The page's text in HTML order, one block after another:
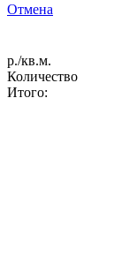
Отмена
р./кв.м.
Количество
Итого: